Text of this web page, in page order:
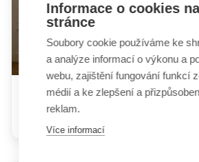
Sexuální obsah online: jeho
dopady a jak na prevenci?
Informace o cookies
stránce
Soubory cookie používáme ke
a analýze informací o výkonu a
webu, zajištění fungování funkcí
médií a ke zlepšení a
reklam.
Více informací